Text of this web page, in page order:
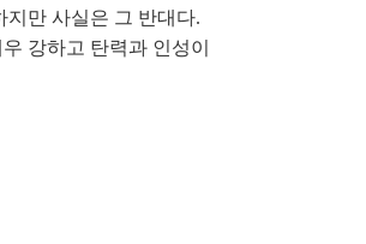
만 사실은 그 반대다.
강하고 탄력과 인성이